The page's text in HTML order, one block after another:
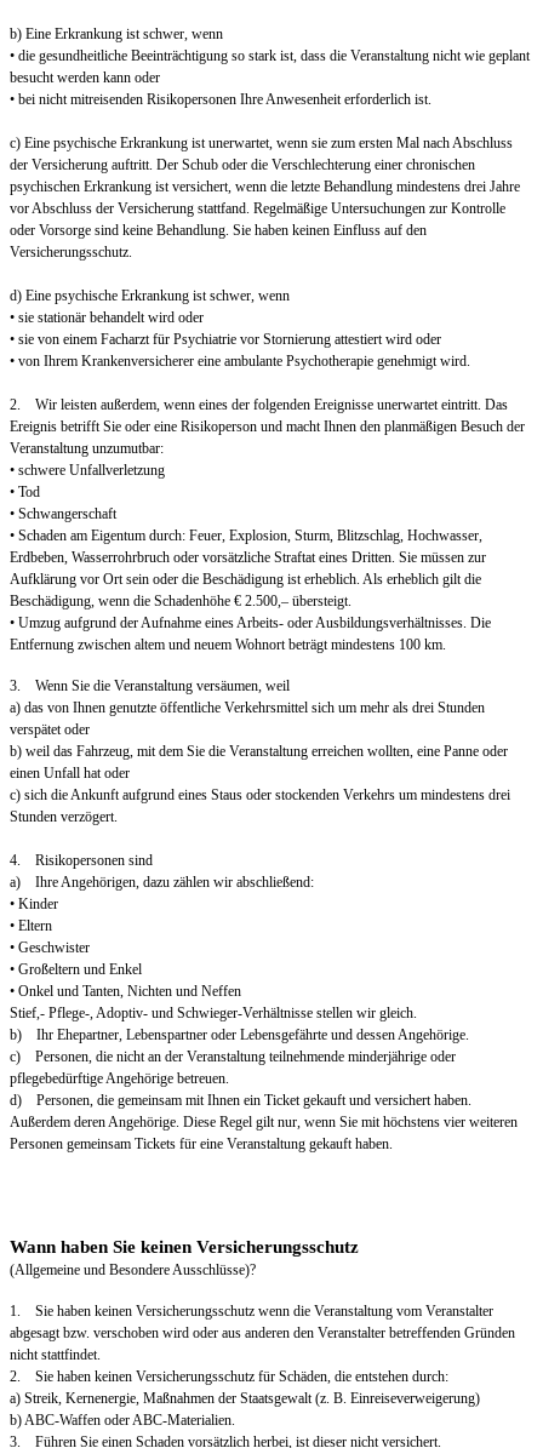
b) Eine Erkrankung ist schwer, wenn
• die gesundheitliche Beeinträchtigung so stark ist, dass die Veranstaltung nicht wie geplant
besucht werden kann oder
• bei nicht mitreisenden Risikopersonen Ihre Anwesenheit erforderlich ist.
c) Eine psychische Erkrankung ist unerwartet, wenn sie zum ersten Mal nach Abschluss
der Versicherung auftritt. Der Schub oder die Verschlechterung einer chronischen
psychischen Erkrankung ist versichert, wenn die letzte Behandlung mindestens drei Jahre
vor Abschluss der Versicherung stattfand. Regelmäßige Untersuchungen zur Kontrolle
oder Vorsorge sind keine Behandlung. Sie haben keinen Einfluss auf den
Versicherungsschutz.
d) Eine psychische Erkrankung ist schwer, wenn
• sie stationär behandelt wird oder
• sie von einem Facharzt für Psychiatrie vor Stornierung attestiert wird oder
• von Ihrem Krankenversicherer eine ambulante Psychotherapie genehmigt wird.
2. Wir leisten außerdem, wenn eines der folgenden Ereignisse unerwartet eintritt. Das
Ereignis betrifft Sie oder eine Risikoperson und macht Ihnen den planmäßigen Besuch der
Veranstaltung unzumutbar:
• schwere Unfallverletzung
• Tod
• Schwangerschaft
• Schaden am Eigentum durch: Feuer, Explosion, Sturm, Blitzschlag, Hochwasser,
Erdbeben, Wasserrohrbruch oder vorsätzliche Straftat eines Dritten. Sie müssen zur
Aufklärung vor Ort sein oder die Beschädigung ist erheblich. Als erheblich gilt die
Beschädigung, wenn die Schadenhöhe € 2.500,– übersteigt.
• Umzug aufgrund der Aufnahme eines Arbeits- oder Ausbildungsverhältnisses. Die
Entfernung zwischen altem und neuem Wohnort beträgt mindestens 100 km.
3. Wenn Sie die Veranstaltung versäumen, weil
a) das von Ihnen genutzte öffentliche Verkehrsmittel sich um mehr als drei Stunden
verspätet oder
b) weil das Fahrzeug, mit dem Sie die Veranstaltung erreichen wollten, eine Panne oder
einen Unfall hat oder
c) sich die Ankunft aufgrund eines Staus oder stockenden Verkehrs um mindestens drei
Stunden verzögert.
4. Risikopersonen sind
a) Ihre Angehörigen, dazu zählen wir abschließend:
• Kinder
• Eltern
• Geschwister
• Großeltern und Enkel
• Onkel und Tanten, Nichten und Neffen
Stief,- Pflege-, Adoptiv- und Schwieger-Verhältnisse stellen wir gleich.
b) Ihr Ehepartner, Lebenspartner oder Lebensgefährte und dessen Angehörige.
c) Personen, die nicht an der Veranstaltung teilnehmende minderjährige oder
pflegebedürftige Angehörige betreuen.
d) Personen, die gemeinsam mit Ihnen ein Ticket gekauft und versichert haben.
Außerdem deren Angehörige. Diese Regel gilt nur, wenn Sie mit höchstens vier weiteren
Personen gemeinsam Tickets für eine Veranstaltung gekauft haben.
Wann haben Sie keinen Versicherungsschutz
(Allgemeine und Besondere Ausschlüsse)?
1. Sie haben keinen Versicherungsschutz wenn die Veranstaltung vom Veranstalter
abgesagt bzw. verschoben wird oder aus anderen den Veranstalter betreffenden Gründen
nicht stattfindet.
2. Sie haben keinen Versicherungsschutz für Schäden, die entstehen durch:
a) Streik, Kernenergie, Maßnahmen der Staatsgewalt (z. B. Einreiseverweigerung)
b) ABC-Waffen oder ABC-Materialien.
3. Führen Sie einen Schaden vorsätzlich herbei, ist dieser nicht versichert.